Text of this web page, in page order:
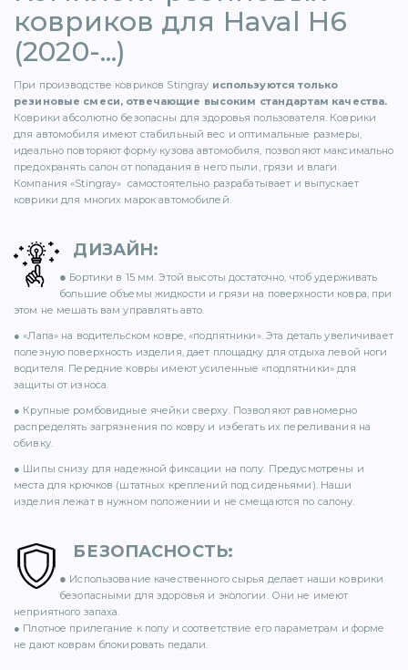
ковриков для Haval H6
(2020-...)
При производстве ковриков Stingray используются только
резиновые смеси, отвечающие высоким стандартам качества.
Коврики абсолютно безопасны для здоровья пользователя. Коврики
для автомобиля имеют стабильный вес и оптимальные размеры,
идеально повторяют форму кузова автомобиля, позволяют максимально
предохранять салон от попадания в него пыли, грязи и влаги.
Компания «Stingray» самостоятельно разрабатывает и выпускает
коврики для многих марок автомобилей.
ДИЗАЙН:
● Бортики в 15 мм. Этой высоты достаточно, чтоб удерживать
большие объемы жидкости и грязи на поверхности ковра, при
этом не мешать вам управлять авто.
● «Лапа» на водительском ковре, «подпятники». Эта деталь увеличивает
полезную поверхность изделия, дает площадку для отдыха левой ноги
водителя. Передние ковры имеют усиленные «подпятники» для
защиты от износа.
● Крупные ромбовидные ячейки сверху. Позволяют равномерно
распределять загрязнения по ковру и избегать их переливания на
обивку.
● Шипы снизу для надежной фиксации на полу. Предусмотрены и
места для крючков (штатных креплений под сиденьями). Наши
изделия лежат в нужном положении и не смещаются по салону.
БЕЗОПАСНОСТЬ:
● Использование качественного сырья делает наши коврики
безопасными для здоровья и экологии. Они не имеют
неприятного запаха.
● Плотное прилегание к полу и соответствие его параметрам и форме
не дают коврам блокировать педали.